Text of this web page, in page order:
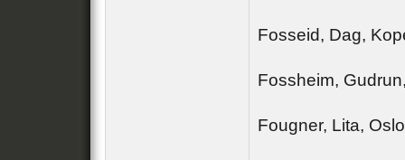
Fosseid, Dag,
Fossheim,
Fougner, Lita,